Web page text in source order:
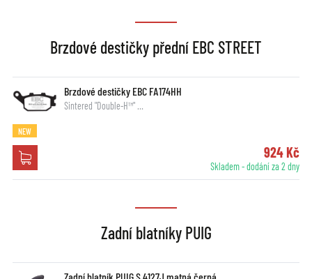
Brzdové destičky přední EBC STREET
Brzdové destičky EBC FA174HH
Sintered "Double-H™" …
NEW
924 Kč
Skladem - dodání za 2 dny
Zadní blatníky PUIG
Zadní blatník PUIG S 4127J matná černá